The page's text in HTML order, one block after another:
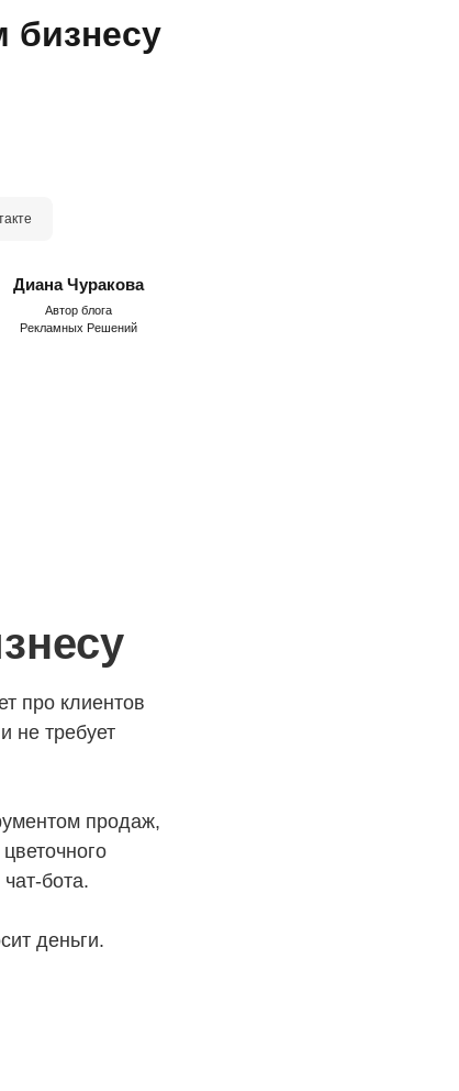
бизнесу
Диана Чуракова
Автор блога
Рекламных Решений
про клиентов
не требует
продаж,
бота.
деньги.